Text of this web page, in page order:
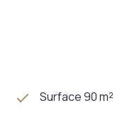
Surface 90 m²